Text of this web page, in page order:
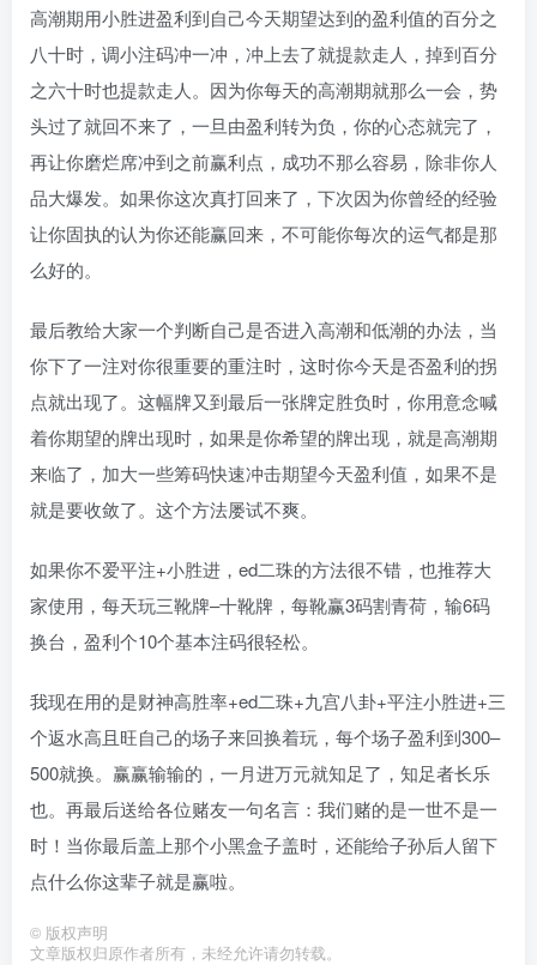
高潮期用小胜进盈利到自己今天期望达到的盈利值的百分之
八十时，调小注码冲一冲，冲上去了就提款走人，掉到百分
之六十时也提款走人。因为你每天的高潮期就那么一会，势
头过了就回不来了，一旦由盈利转为负，你的心态就完了，
再让你磨烂席冲到之前赢利点，成功不那么容易，除非你人
品大爆发。如果你这次真打回来了，下次因为你曾经的经验
让你固执的认为你还能赢回来，不可能你每次的运气都是那
么好的。
最后教给大家一个判断自己是否进入高潮和低潮的办法，当
你下了一注对你很重要的重注时，这时你今天是否盈利的拐
点就出现了。这幅牌又到最后一张牌定胜负时，你用意念喊
着你期望的牌出现时，如果是你希望的牌出现，就是高潮期
来临了，加大一些筹码快速冲击期望今天盈利值，如果不是
就是要收敛了。这个方法屡试不爽。
如果你不爱平注+小胜进，ed二珠的方法很不错，也推荐大
家使用，每天玩三靴牌–十靴牌，每靴赢3码割青荷，输6码
换台，盈利个10个基本注码很轻松。
我现在用的是财神高胜率+ed二珠+九宫八卦+平注小胜进+三
个返水高且旺自己的场子来回换着玩，每个场子盈利到300–
500就换。赢赢输输的，一月进万元就知足了，知足者长乐
也。再最后送给各位赌友一句名言：我们赌的是一世不是一
时！当你最后盖上那个小黑盒子盖时，还能给子孙后人留下
点什么你这辈子就是赢啦。
© 版权声明
文章版权归原作者所有，未经允许请勿转载。